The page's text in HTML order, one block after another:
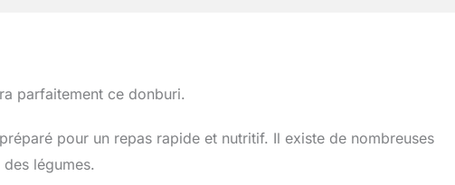
parfaitement ce donburi.
pour un repas rapide et nutritif. Il existe de nombreuses
légumes.